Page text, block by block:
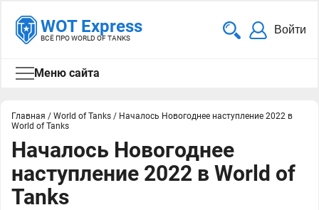
WOT Express
ВСЁ ПРО WORLD OF TANKS
Войти
Меню сайта
Главная / World of Tanks / Началось Новогоднее наступление 2022 в
World of Tanks
Началось Новогоднее
наступление 2022 в World of
Tanks